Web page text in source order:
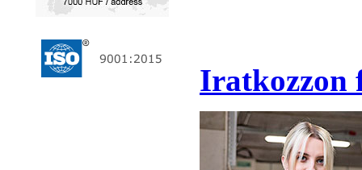
Iratkozzon